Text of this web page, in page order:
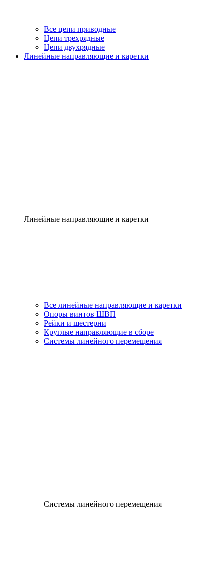
Все цепи приводные
Цепи трехрядные
Цепи двухрядные
Линейные направляющие и каретки
Линейные направляющие и каретки
Все линейные направляющие и каретки
Опоры винтов ШВП
Рейки и шестерни
Круглые направляющие в сборе
Системы линейного перемещения
Системы линейного перемещения